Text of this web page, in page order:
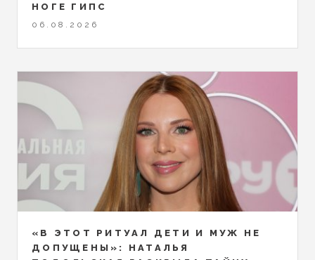
НОГЕ ГИПС
06.08.2026
«В ЭТОТ РИТУАЛ ДЕТИ И МУЖ НЕ
ДОПУЩЕНЫ»: НАТАЛЬЯ